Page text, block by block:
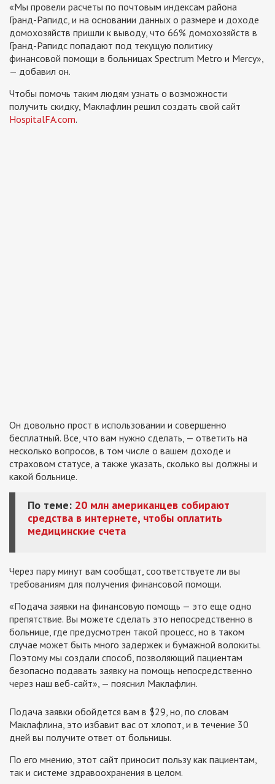
«Мы провели расчеты по почтовым индексам района
Гранд-Рапидс, и на основании данных о размере и доходе
домохозяйств пришли к выводу, что 66% домохозяйств в
Гранд-Рапидс попадают под текущую политику
финансовой помощи в больницах Spectrum Metro и Mercy»,
— добавил он.
Чтобы помочь таким людям узнать о возможности
получить скидку, Маклафлин решил создать свой сайт
HospitalFA.com.
Он довольно прост в использовании и совершенно
бесплатный. Все, что вам нужно сделать, — ответить на
несколько вопросов, в том числе о вашем доходе и
страховом статусе, а также указать, сколько вы должны и
какой больнице.
По теме: 20 млн американцев собирают
средства в интернете, чтобы оплатить
медицинские счета
Через пару минут вам сообщат, соответствуете ли вы
требованиям для получения финансовой помощи.
«Подача заявки на финансовую помощь — это еще одно
препятствие. Вы можете сделать это непосредственно в
больнице, где предусмотрен такой процесс, но в таком
случае может быть много задержек и бумажной волокиты.
Поэтому мы создали способ, позволяющий пациентам
безопасно подавать заявку на помощь непосредственно
через наш веб-сайт», — пояснил Маклафлин.
Подача заявки обойдется вам в $29, но, по словам
Маклафлина, это избавит вас от хлопот, и в течение 30
дней вы получите ответ от больницы.
По его мнению, этот сайт приносит пользу как пациентам,
так и системе здравоохранения в целом.